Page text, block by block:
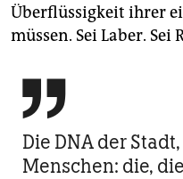
Überflüssigkeit ihrer
müssen. Sei Laber. Sei

Die DNA der
Menschen: die,